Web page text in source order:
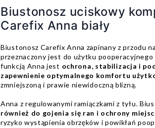
Biustonosz uciskowy
Carefix Anna biały
Biustonosz Carefix Anna zapinany z przodu
przeznaczony jest do użytku
funkcją Anna jest ochrona, stabilizacja i
zapewnienie optymalnego komfortu
zmniejszoną i prawie niewidoczną blizną.
Anna z regulowanymi ramiączkami z tyłu.
również do gojenia się ran i ochrony
ryzyko wystąpienia obrzęków i powikłań